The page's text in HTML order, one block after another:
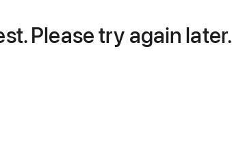
Please try again later.